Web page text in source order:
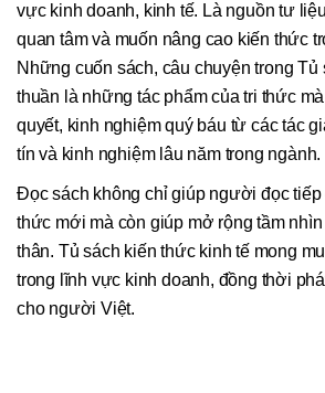
vực kinh doanh, kinh tế. Là nguồn tư
quan tâm và muốn nâng cao kiến thức
Những cuốn sách, câu chuyện trong
thuần là những tác phẩm của tri thức
quyết, kinh nghiệm quý báu từ các tác
tín và kinh nghiệm lâu năm trong ngành.
Đọc sách không chỉ giúp người đọc
thức mới mà còn giúp mở rộng tầm
thân. Tủ sách kiến thức kinh tế mong
trong lĩnh vực kinh doanh, đồng thời
cho người Việt.